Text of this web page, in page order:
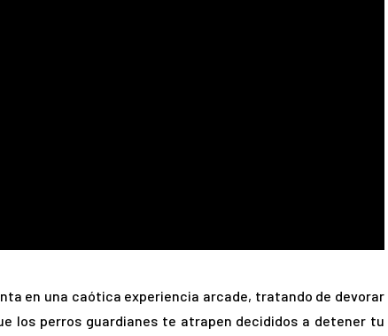
en una caótica experiencia arcade, tratando de devorar
los perros guardianes te atrapen decididos a detener tu